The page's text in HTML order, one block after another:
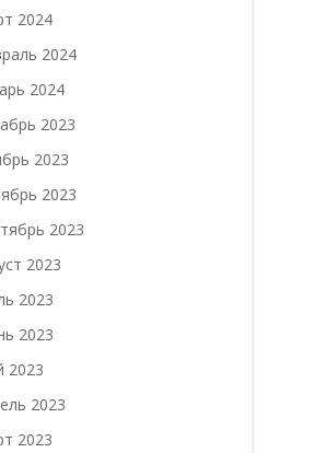
2024
2024
2024
2023
2023
2023
2023
2023
2023
2023
2023
2023
2023